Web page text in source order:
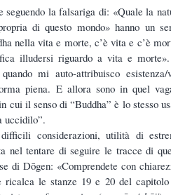
la falsariga di: «Quale la
di questo mondo» hanno un
nella vita e morte, c’è vita e c’è
illudersi riguardo a vita e
mi auto-attribuisco esistenza/
piena. E allora sono in quel
cui il senso di “Buddha” è lo stesso
uccidilo”.
considerazioni, utilità di
nel tentare di seguire le tracce di
di Dōgen: «Comprendete con
ricalca le stanze 19 e 20 del